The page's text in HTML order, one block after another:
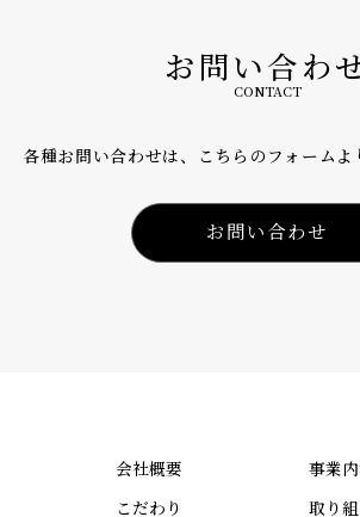
お問い合わ
CONTACT
各種お問い合わせは、こちらのフォームよ
お問い合わせ
会社概要
事業
こだわり
取り